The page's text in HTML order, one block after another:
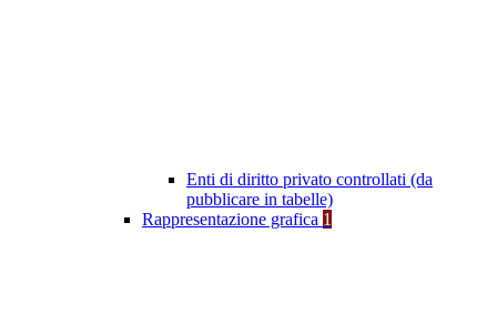
Enti di diritto privato controllati (da
pubblicare in tabelle)
Rappresentazione grafica 1